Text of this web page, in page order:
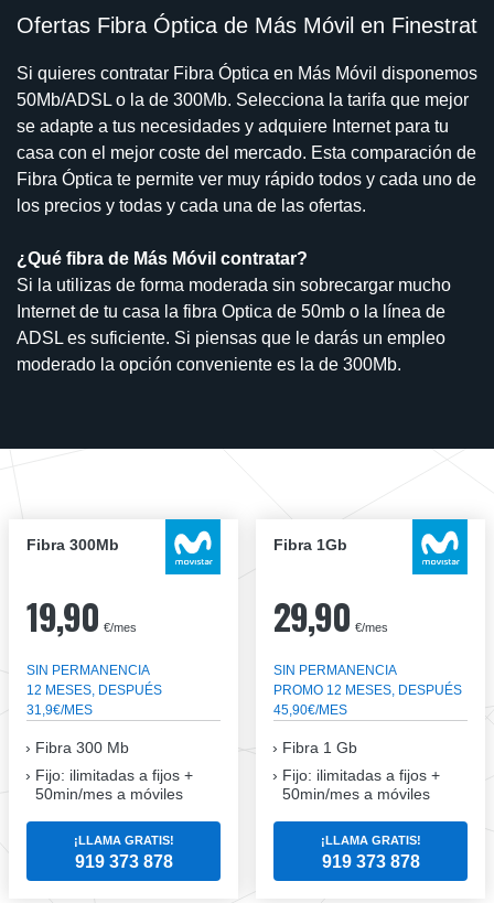
Ofertas Fibra Óptica de Más Móvil en Finestrat
Si quieres contratar Fibra Óptica en Más Móvil disponemos
50Mb/ADSL o la de 300Mb. Selecciona la tarifa que mejor
se adapte a tus necesidades y adquiere Internet para tu
casa con el mejor coste del mercado. Esta comparación de
Fibra Óptica te permite ver muy rápido todos y cada uno de
los precios y todas y cada una de las ofertas.
¿Qué fibra de Más Móvil contratar?
Si la utilizas de forma moderada sin sobrecargar mucho
Internet de tu casa la fibra Optica de 50mb o la línea de
ADSL es suficiente. Si piensas que le darás un empleo
moderado la opción conveniente es la de 300Mb.
Fibra 300Mb
19,90 €/mes
SIN PERMANENCIA
12 MESES, DESPUÉS
31,9€/MES
Fibra 300 Mb
Fijo: ilimitadas a fijos +
50min/mes a móviles
¡LLAMA GRATIS!
919 373 878
Fibra 1Gb
29,90 €/mes
SIN PERMANENCIA
PROMO 12 MESES, DESPUÉS
45,90€/MES
Fibra 1 Gb
Fijo: ilimitadas a fijos +
50min/mes a móviles
¡LLAMA GRATIS!
919 373 878